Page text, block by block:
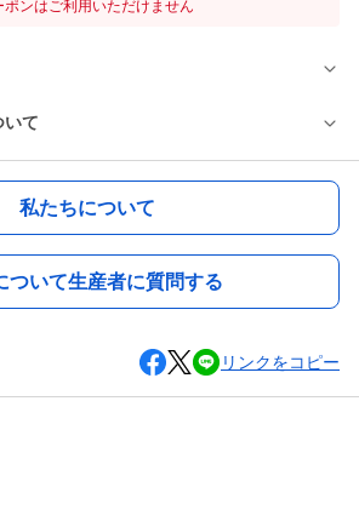
ンはご利用いただけません
いて
私たちについて
ついて生産者に質問する
リンクをコピー